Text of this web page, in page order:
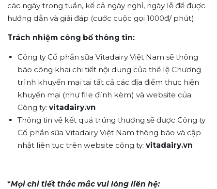
các ngày trong tuần, kể cả ngày nghỉ, ngày lễ để được
hướng dẫn và giải đáp (cước cuộc gọi 1000đ/ phút).
Trách nhiệm công bố thông tin:
Công ty Cổ phần sữa Vitadairy Việt Nam sẽ thông
báo công khai chi tiết nội dung của thể lệ Chương
trình khuyến mại tại tất cả các địa điểm thực hiện
khuyến mại (như file đính kèm) và website của
Công ty: vitadairy.vn
Thông tin về kết quả trúng thưởng sẽ được Công ty
Cổ phần sữa Vitadairy Việt Nam thông báo và cập
nhật liên tục trên website công ty: vitadairy.vn
*Mọi chi tiết thắc mắc vui lòng liên hệ: